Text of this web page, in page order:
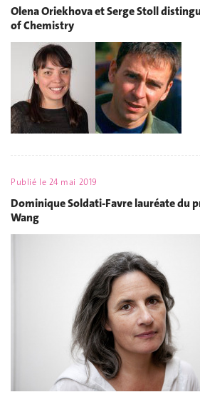
Olena Oriekhova et Serge Stoll
of Chemistry
Publié le 24 mai 2019
Dominique Soldati-Favre lauréate du
Wang